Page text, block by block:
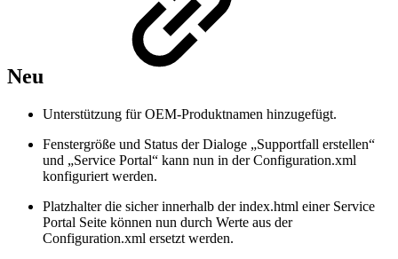
Neu
Unterstützung für OEM-Produktnamen hinzugefügt.
Fenstergröße und Status der Dialoge „Supportfall erstellen“
und „Service Portal“ kann nun in der Configuration.xml
konfiguriert werden.
Platzhalter die sicher innerhalb der index.html einer Service
Portal Seite können nun durch Werte aus der
Configuration.xml ersetzt werden.